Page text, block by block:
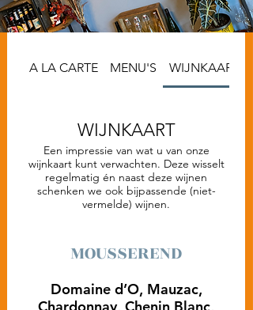
A LA CARTE MENU'S WIJNKAART
WIJNKAART
Een impressie van wat u van onze
wijnkaart kunt verwachten. Deze wisselt
regelmatig én naast deze wijnen
schenken we ook bijpassende (niet-
vermelde) wijnen.
MOUSSEREND
Domaine d’O, Mauzac,